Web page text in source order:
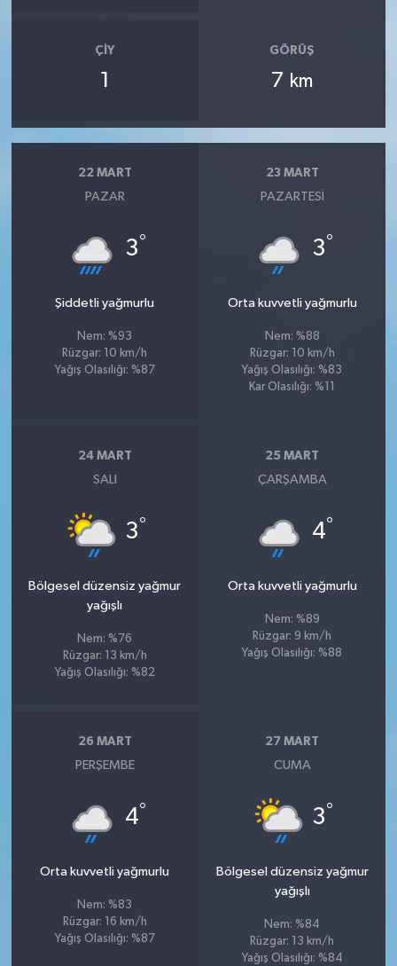
ÇIY
1
GÖRÜŞ
7 km
22 MART
PAZAR
3°
Şiddetli yağmurlu
Nem: %93
Rüzgar: 10 km/h
Yağış Olasılığı: %87
23 MART
PAZARTESI
3°
Orta kuvvetli yağmurlu
Nem: %88
Rüzgar: 10 km/h
Yağış Olasılığı: %83
Kar Olasılığı: %11
24 MART
SALI
3°
Bölgesel düzensiz yağmur
yağışlı
Nem: %76
Rüzgar: 13 km/h
Yağış Olasılığı: %82
25 MART
ÇARŞAMBA
4°
Orta kuvvetli yağmurlu
Nem: %89
Rüzgar: 9 km/h
Yağış Olasılığı: %88
26 MART
PERŞEMBE
4°
Orta kuvvetli yağmurlu
Nem: %83
Rüzgar: 16 km/h
Yağış Olasılığı: %87
27 MART
CUMA
3°
Bölgesel düzensiz yağmur
yağışlı
Nem: %84
Rüzgar: 13 km/h
Yağış Olasılığı: %84